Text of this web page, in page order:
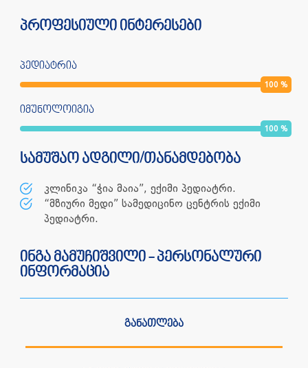
პროფესიული ინტერესები
პედიატრია
100 %
იმუნოლოიგია
100 %
სამუშაო ადგილი/თანამდებობა
კლინიკა “ჭია მაია”, ექიმი პედიატრი.
“მზიური მედი” სამედიცინო ცენტრის ექიმი
პედიატრი.
ინგა მამუჩიშვილი - პერსონალური
ინფორმაცია
განათლება